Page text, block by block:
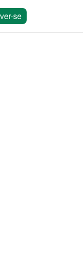
se